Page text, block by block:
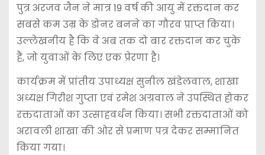
पुत्र अरजव जैन ने मात्र 19 वर्ष की आयु में रक्तदान कर
सबसे कम उम्र के डोनर बनने का गौरव प्राप्त किया।
उल्लेखनीय है कि वे अब तक दो बार रक्तदान कर चुके
हैं, जो युवाओं के लिए एक प्रेरणा है।
कार्यक्रम में प्रांतीय उपाध्यक्ष सुनील खंडेलवाल, शाखा
अध्यक्ष गिरीश गुप्ता एवं रमेश अग्रवाल ने उपस्थित होकर
रक्तदाताओं का उत्साहवर्धन किया। सभी रक्तदाताओं को
अरावली शाखा की ओर से प्रमाण पत्र देकर सम्मानित
किया गया।